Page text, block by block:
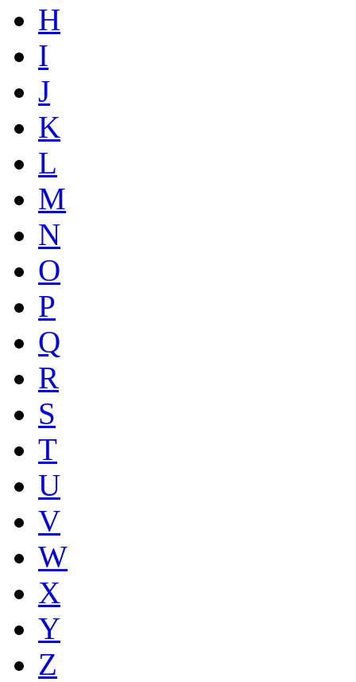
H
I
J
K
L
M
N
O
P
Q
R
S
T
U
V
W
X
Y
Z